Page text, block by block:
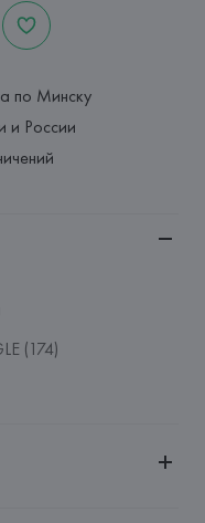
по Минску
и России
(174)